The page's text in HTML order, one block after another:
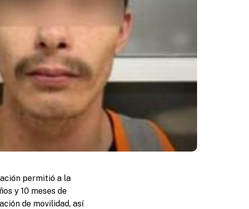
permitió a la
y 10 meses de
de movilidad, así